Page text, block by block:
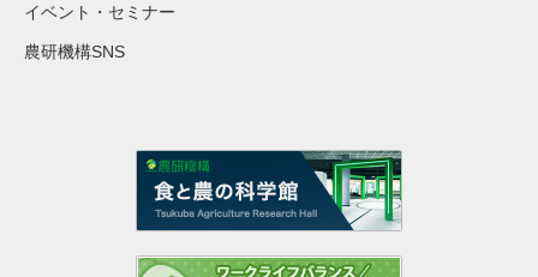
イベント・セミナー
農研機構SNS